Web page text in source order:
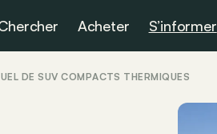
Acheter S’informer
DE SUV COMPACTS THERMIQUES